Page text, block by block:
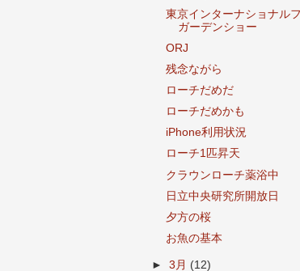
東京インターナショナル
ガーデンショー
ORJ
残念ながら
ローチだめだ
ローチだめかも
iPhone利用状況
ローチ1匹昇天
クラウンローチ薬浴中
日立中央研究所開放日
夕方の桜
お魚の基本
►3月 (12)